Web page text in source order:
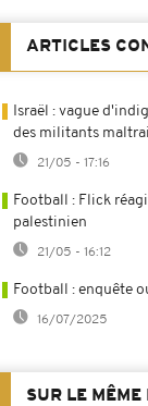
ARTICLES
Israël : vague
des militants
21/05 - 17:16
Football : Flick
palestinien
21/05 - 16:12
Football : enquête
16/07/2025
SUR LE MÊME